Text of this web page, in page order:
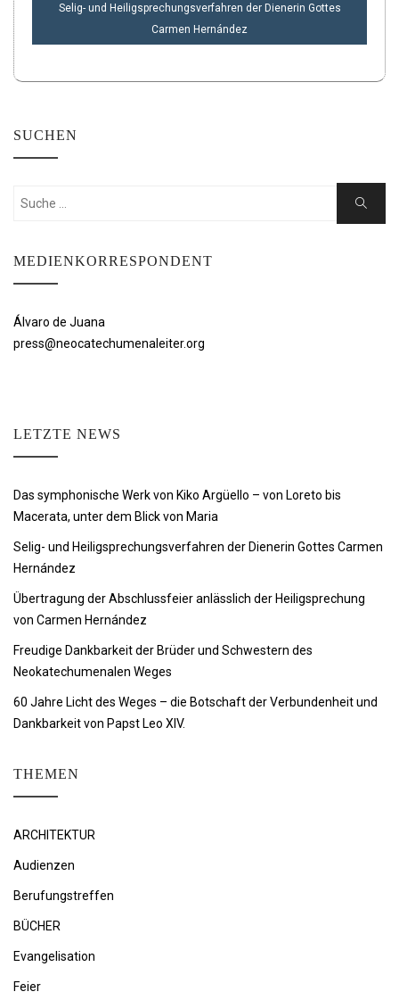
Selig- und Heiligsprechungsverfahren der Dienerin Gottes
Carmen Hernández
SUCHEN
Suchen
Suche
MEDIENKORRESPONDENT
Álvaro de Juana
press@neocatechumenaleiter.org
LETZTE NEWS
Das symphonische Werk von Kiko Argüello – von Loreto bis
Macerata, unter dem Blick von Maria
Selig- und Heiligsprechungsverfahren der Dienerin Gottes Carmen
Hernández
Übertragung der Abschlussfeier anlässlich der Heiligsprechung
von Carmen Hernández
Freudige Dankbarkeit der Brüder und Schwestern des
Neokatechumenalen Weges
60 Jahre Licht des Weges – die Botschaft der Verbundenheit und
Dankbarkeit von Papst Leo XIV.
THEMEN
ARCHITEKTUR
Audienzen
Berufungstreffen
BÜCHER
Evangelisation
Feier